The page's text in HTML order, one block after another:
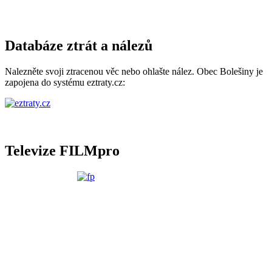
Databáze ztrát a nálezů
Nalezněte svoji ztracenou věc nebo ohlašte nález. Obec Bolešiny je
zapojena do systému eztraty.cz:
Televize FILMpro